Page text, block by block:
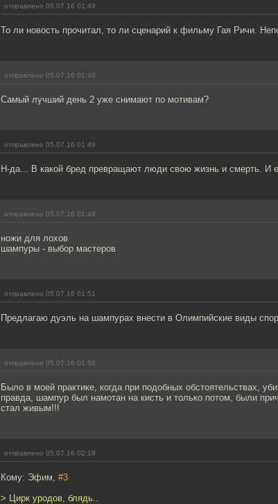
отправлено 05.07.16 01:49
То ли новость прочитал, то ли сценарий к фильму Гая Ричи.
отправлено 05.07.16 01:49
Самый лучший день 2 уже снимают по мотивам?
отправлено 05.07.16 01:49
Н-да... В какой бред превращают люди свою жизнь и смерть. И
отправлено 05.07.16 01:49
ножи для лохов
шампуры - выбор мастеров
отправлено 05.07.16 01:51
Предлагаю дуэль на шампурах внести в Олимпийские виды
отправлено 05.07.16 01:58
Было в моей практике, когда при подобных обстоятельствах,
правда, шампур был намотан на кисть и только потом, были
стал живым!!!
отправлено 05.07.16 02:19
Кому: Эфим, #3
> Цирк уродов, блядь..